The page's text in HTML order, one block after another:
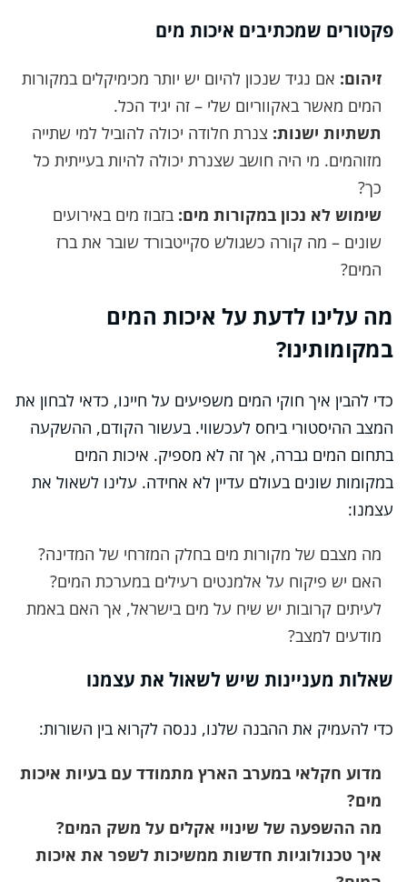
פקטורים שמכתיבים איכות מים
זיהום: אם נגיד שנכון להיום יש יותר מכימיקלים במקורות
המים מאשר באקווריום שלי – זה יגיד הכל.
תשתיות ישנות: צנרת חלודה יכולה להוביל למי שתייה
מזוהמים. מי היה חושב שצנרת יכולה להיות בעייתית כל
כך?
שימוש לא נכון במקורות מים: בזבוז מים באירועים
שונים – מה קורה כשגולש סקייטבורד שובר את ברז
המים?
מה עלינו לדעת על איכות המים
במקומותינו?
כדי להבין איך חוקי המים משפיעים על חיינו, כדאי לבחון את
המצב ההיסטורי ביחס לעכשווי. בעשור הקודם, ההשקעה
בתחום המים גברה, אך זה לא מספיק. איכות המים
במקומות שונים בעולם עדיין לא אחידה. עלינו לשאול את
עצמנו:
מה מצבם של מקורות מים בחלק המזרחי של המדינה?
האם יש פיקוח על אלמנטים רעילים במערכת המים?
לעיתים קרובות יש שיח על מים בישראל, אך האם באמת
מודעים למצב?
שאלות מעניינות שיש לשאול את עצמנו
כדי להעמיק את ההבנה שלנו, ננסה לקרוא בין השורות:
מדוע חקלאי במערב הארץ מתמודד עם בעיות איכות
מים?
מה ההשפעה של שינויי אקלים על משק המים?
איך טכנולוגיות חדשות ממשיכות לשפר את איכות